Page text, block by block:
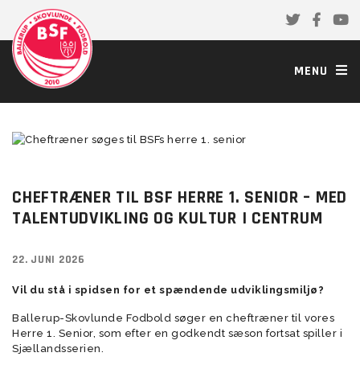
MENU
CHEFTRÆNER TIL BSF HERRE 1. SENIOR – MED
TALENTUDVIKLING OG KULTUR I CENTRUM
22. JUNI 2026
Vil du stå i spidsen for et spændende udviklingsmiljø?
Ballerup-Skovlunde Fodbold søger en cheftræner til vores
Herre 1. Senior, som efter en godkendt sæson fortsat spiller i
Sjællandsserien.